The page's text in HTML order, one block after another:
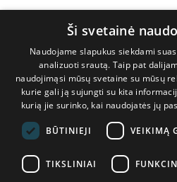
Prekių
+370 677
Ši svetainė
Naudojame slapukus siekdami
analizuoti srautą. Taip pat
naudojimąsi mūsų svetaine su mūsų
kurie gali ją sujungti su kita
kurią jie surinko, kai naudojatės jų
BŪTINIEJI VEIKIMĄ
TIKSLINIAI